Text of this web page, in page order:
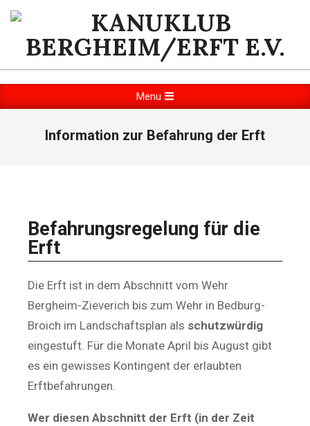
KANUKLUB
BERGHEIM/ERFT
E.V.
Menu
Information zur Befahrung der Erft
Befahrungsregelung für die
Erft
Die Erft ist in dem Abschnitt vom Wehr
Bergheim-Zieverich bis zum Wehr in Bedburg-
Broich im Landschaftsplan als schutzwürdig
eingestuft. Für die Monate April bis August gibt
es ein gewisses Kontingent der erlaubten
Erftbefahrungen.
Wer diesen Abschnitt der Erft (in der Zeit